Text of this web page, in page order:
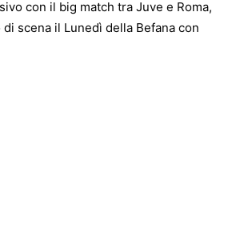
con il big match tra Juve e Roma,
scena il Lunedì della Befana con